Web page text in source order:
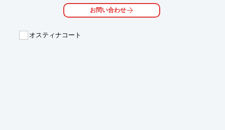
■屋上・バルコニー防水工事
■鉄部塗装工事
お問い合わせ
オスティナコート